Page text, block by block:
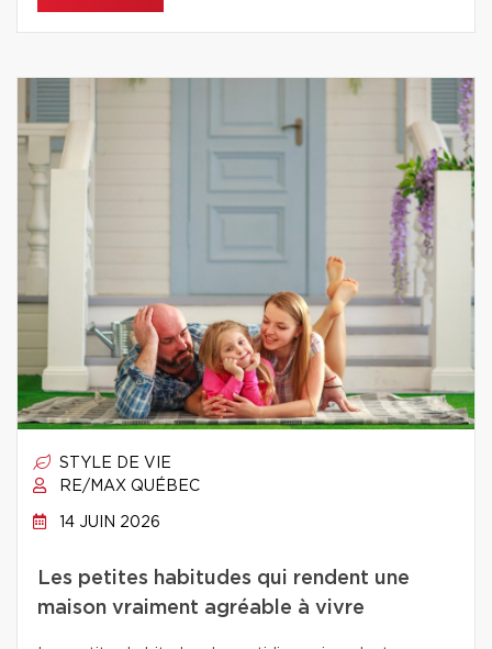
STYLE DE VIE
RE/MAX QUÉBEC
14 JUIN 2026
Les petites habitudes qui rendent une
maison vraiment agréable à vivre